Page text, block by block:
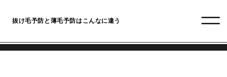
抜け毛予防と薄毛予防はこんなに違う